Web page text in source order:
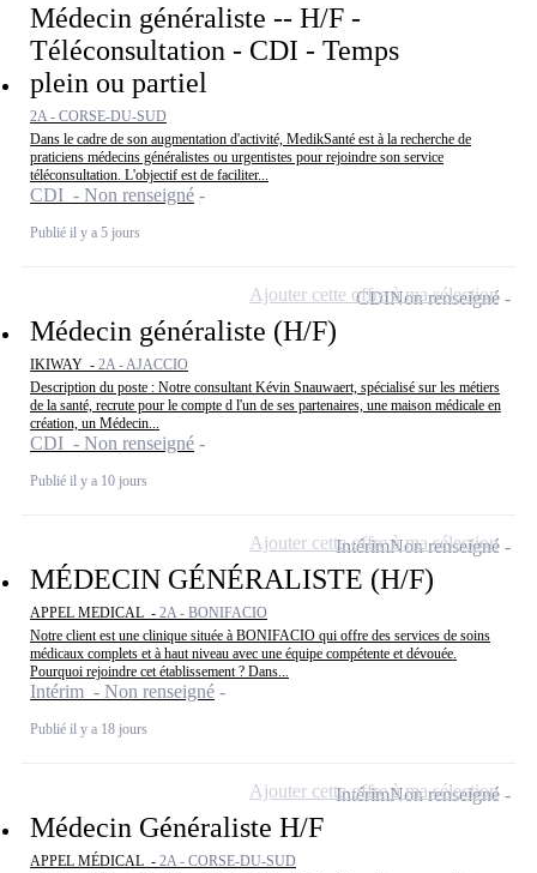
Médecin généraliste -- H/F -
Téléconsultation - CDI - Temps
plein ou partiel
2A - CORSE-DU-SUD
Dans le cadre de son augmentation d'activité, MedikSanté est à la recherche de
praticiens médecins généralistes ou urgentistes pour rejoindre son service
téléconsultation. L'objectif est de faciliter...
CDI - Non renseigné
Publié il y a 5 jours
Médecin généraliste (H/F)
IKIWAY - 2A - AJACCIO
Description du poste : Notre consultant Kévin Snauwaert, spécialisé sur les métiers
de la santé, recrute pour le compte d l'un de ses partenaires, une maison médicale en
création, un Médecin...
CDI - Non renseigné
Publié il y a 10 jours
CDINon renseigné
Ajouter cette offre à ma sélection
MÉDECIN GÉNÉRALISTE (H/F)
APPEL MEDICAL - 2A - BONIFACIO
Notre client est une clinique située à BONIFACIO qui offre des services de soins
médicaux complets et à haut niveau avec une équipe compétente et dévouée.
Pourquoi rejoindre cet établissement ? Dans...
Intérim - Non renseigné
Publié il y a 18 jours
IntérimNon renseigné
Ajouter cette offre à ma sélection
Médecin Généraliste H/F
APPEL MÉDICAL - 2A - CORSE-DU-SUD
IntérimNon renseigné
Ajouter cette offre à ma sélection